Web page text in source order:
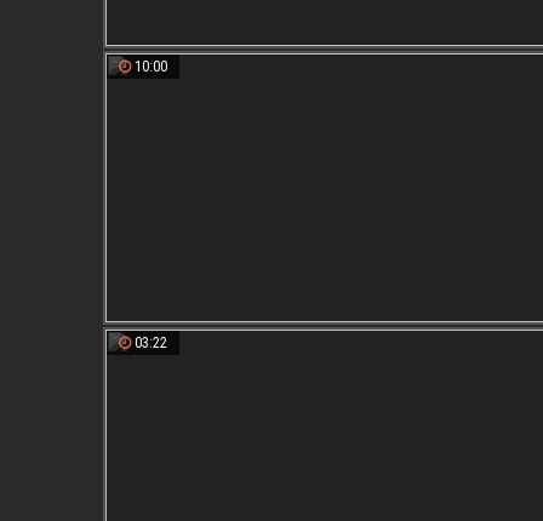
10:00
03:22